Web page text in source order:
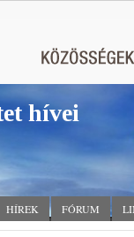
hívei
HÍREK FÓRUM